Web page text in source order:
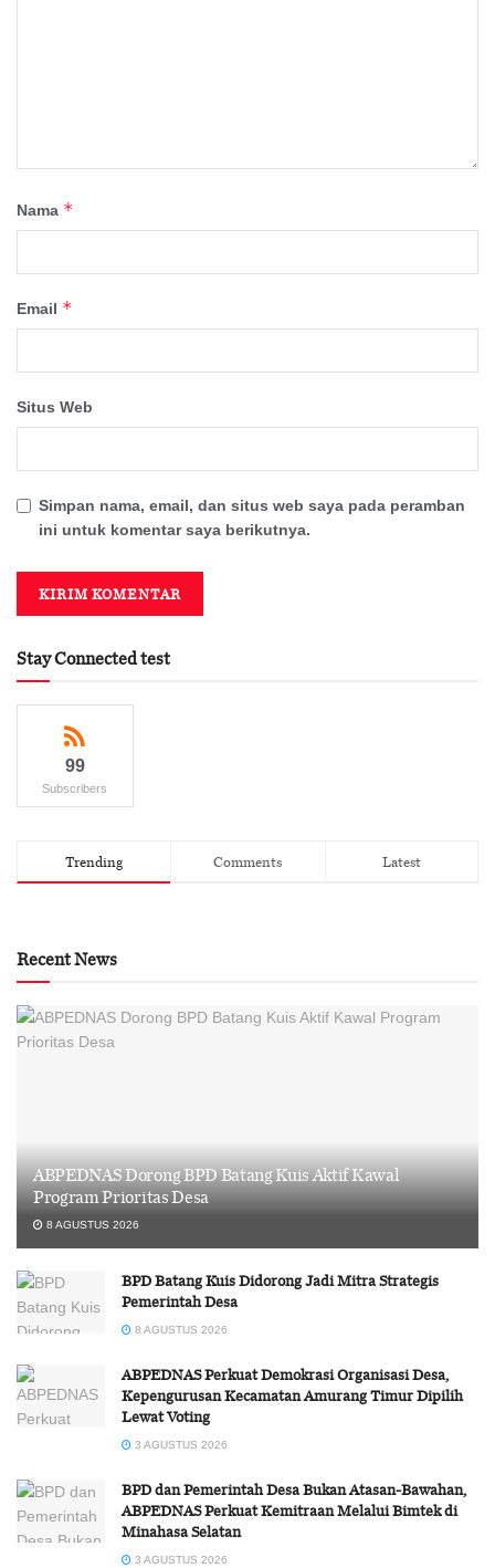
Nama *
Email *
Situs Web
Simpan nama, email, dan situs web saya pada peramban
ini untuk komentar saya berikutnya.
Stay Connected test
99
Subscribers
Trending Comments Latest
Recent News
ABPEDNAS Dorong BPD Batang Kuis Aktif Kawal
Program Prioritas Desa
8 AGUSTUS 2026
BPD Batang Kuis Didorong Jadi Mitra Strategis
Pemerintah Desa
8 AGUSTUS 2026
ABPEDNAS Perkuat Demokrasi Organisasi Desa,
Kepengurusan Kecamatan Amurang Timur Dipilih
Lewat Voting
3 AGUSTUS 2026
BPD dan Pemerintah Desa Bukan Atasan-Bawahan,
ABPEDNAS Perkuat Kemitraan Melalui Bimtek di
Minahasa Selatan
3 AGUSTUS 2026